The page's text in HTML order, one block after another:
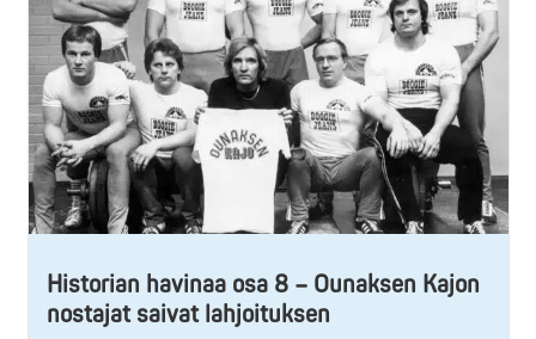
Historian havinaa osa 8 – Ounaksen Kajon
nostajat saivat lahjoituksen